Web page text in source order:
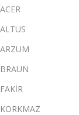
ACER
ALTUS
ARZUM
BRAUN
FAKİR
KORKMAZ